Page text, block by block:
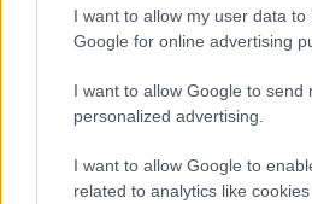
I want to allow my user data to
Google for online advertising
I want to allow Google to send
personalized advertising.
I want to allow Google to
related to analytics like
Inviaci le
i tuoi video e
Su
345 356 7512